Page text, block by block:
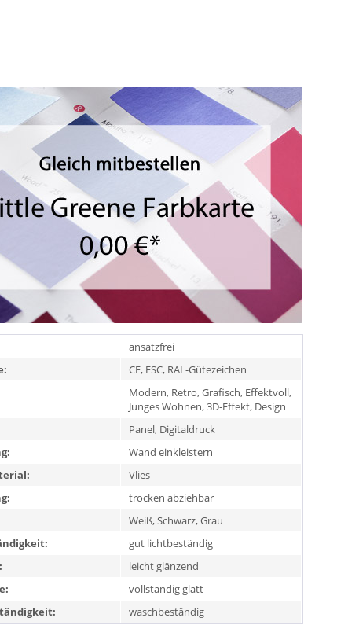
ansatzfrei
CE, FSC, RAL-Gütezeichen
Modern, Retro, Grafisch, Effektvoll,
Junges Wohnen, 3D-Effekt, Design
Panel, Digitaldruck
Wand einkleistern
Vlies
trocken abziehbar
Weiß, Schwarz, Grau
gut lichtbeständig
leicht glänzend
vollständig glatt
waschbeständig